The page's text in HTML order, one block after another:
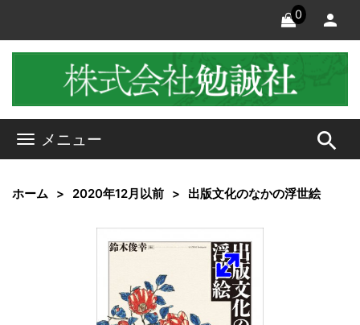
0
メニュー search
ホーム 2020年12月以前 出版文化のなかの浮世絵